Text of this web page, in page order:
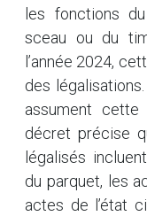
les fonctions
sceau ou du
l’année 2024,
des
assument cette
décret précise
légalisés
du parquet, les
actes de l’état